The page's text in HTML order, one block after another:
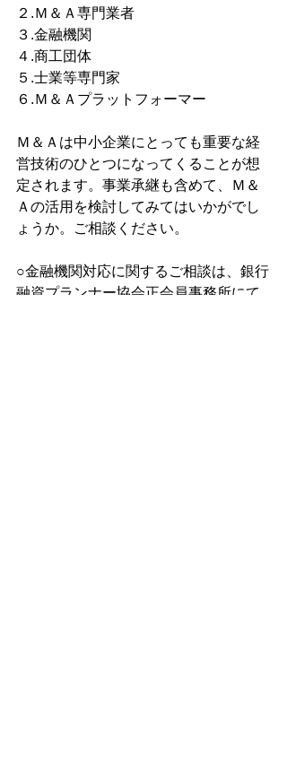
２.Ｍ＆Ａ専門業者
３.金融機関
４.商工団体
５.士業等専門家
６.Ｍ＆Ａプラットフォーマー
Ｍ＆Ａは中小企業にとっても重要な経
営技術のひとつになってくることが想
定されます。事業承継も含めて、Ｍ＆
Ａの活用を検討してみてはいかがでし
ょうか。ご相談ください。
○金融機関対応に関するご相談は、銀行
融資プランナー協会正会員事務所にて